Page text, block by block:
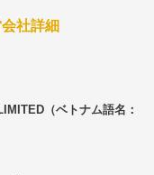
社詳細
（ベトナム語名：